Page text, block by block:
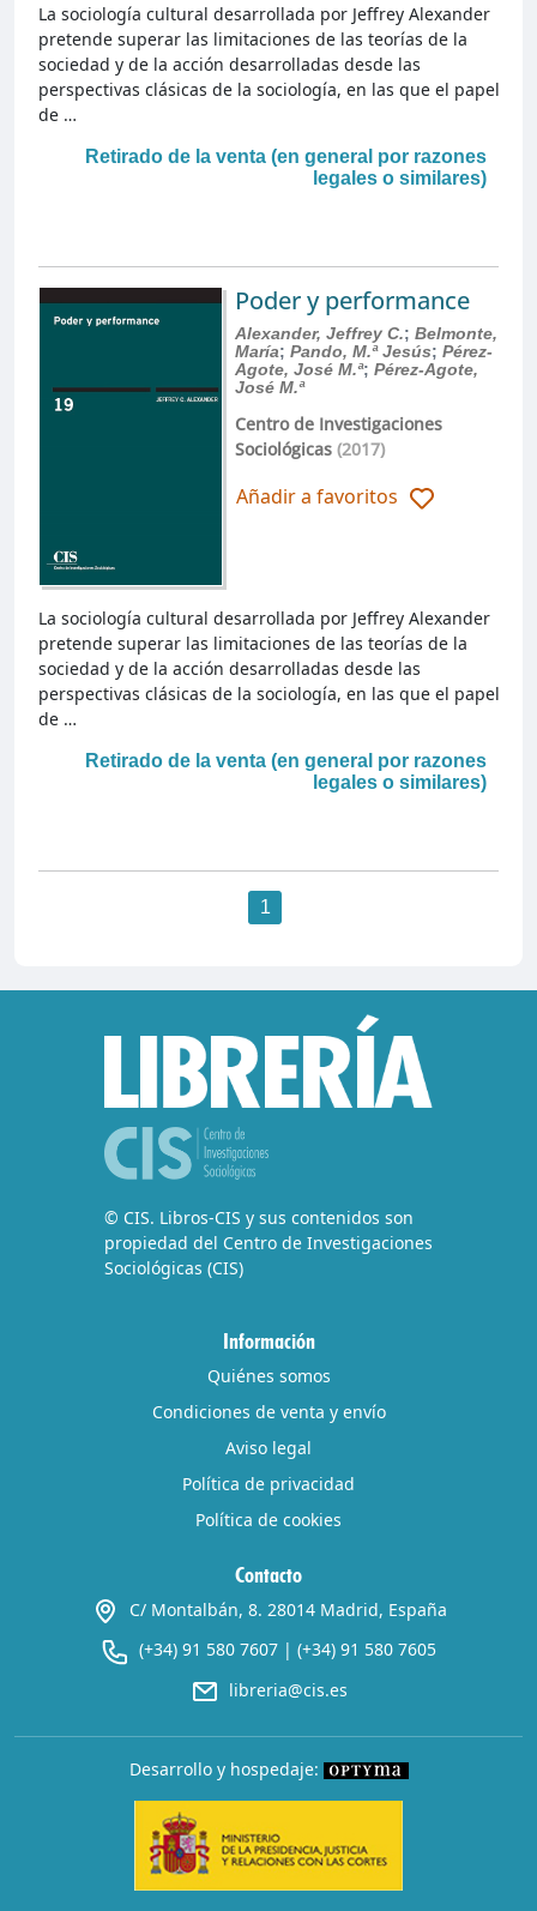
Retirado de la venta (en general por razones
legales o similares)
La sociología cultural desarrollada por Jeffrey Alexander
pretende superar las limitaciones de las teorías de la
sociedad y de la acción desarrolladas desde las
perspectivas clásicas de la sociología, en las que el papel
de …
Poder y performance
Alexander, Jeffrey C.; Belmonte,
María; Pando, M.ª Jesús; Pérez-
Agote, José M.ª; Pérez-Agote,
José M.ª
Centro de Investigaciones
Sociológicas(2017)
Añadir a favoritos
Retirado de la venta (en general por razones
legales o similares)
La sociología cultural desarrollada por Jeffrey Alexander
pretende superar las limitaciones de las teorías de la
sociedad y de la acción desarrolladas desde las
perspectivas clásicas de la sociología, en las que el papel
de …
1
© CIS. Libros-CIS y sus contenidos son
propiedad del Centro de Investigaciones
Sociológicas (CIS)
Información
Quiénes somos
Condiciones de venta y envío
Aviso legal
Política de privacidad
Política de cookies
Contacto
C/ Montalbán, 8. 28014 Madrid, España
(+34) 91 580 7607 | (+34) 91 580 7605
libreria@cis.es
Desarrollo y hospedaje: